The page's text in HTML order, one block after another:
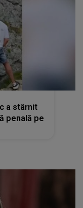
a stârnit
penală pe